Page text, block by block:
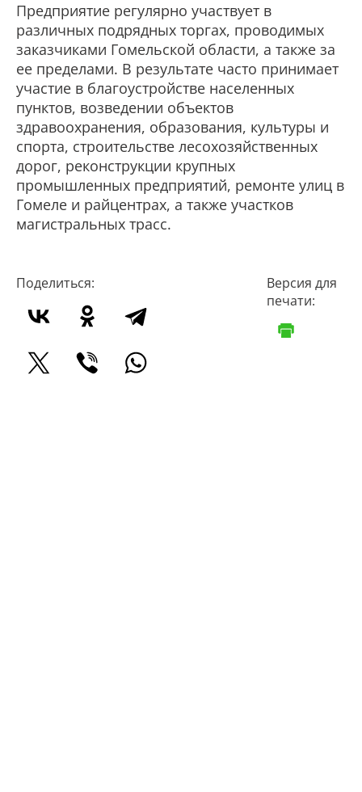
Предприятие регулярно участвует в
различных подрядных торгах, проводимых
заказчиками Гомельской области, а также за
ее пределами. В результате часто принимает
участие в благоустройстве населенных
пунктов, возведении объектов
здравоохранения, образования, культуры и
спорта, строительстве лесохозяйственных
дорог, реконструкции крупных
промышленных предприятий, ремонте улиц в
Гомеле и райцентрах, а также участков
магистральных трасс.
Поделиться:
Версия для
печати: